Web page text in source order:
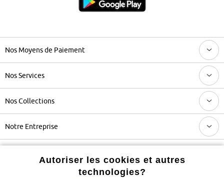
Nos Moyens de Paiement
Nos Services
Nos Collections
Notre Entreprise
Retrouvez bonprix sur
Autoriser les cookies et autres
technologies?